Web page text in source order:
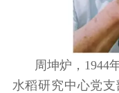
周坤炉，1944
水稻研究中心党